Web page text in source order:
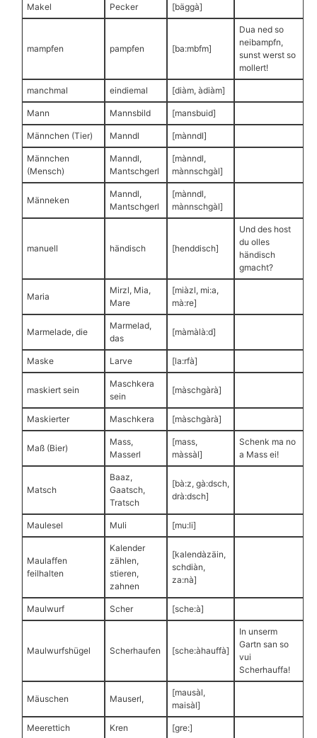
Makel Pecker [bäggà]
mampfen pampfen [ba:mbfm]
Dua ned so
neibampfn,
sunst werst so
mollert!
manchmal eindiemal [diàm, àdiàm]
Mann Mannsbild [mansbuid]
Männchen (Tier) Manndl [mànndl]
Männchen
(Mensch)
Manndl,
Mantschgerl
[mànndl,
mànnschgàl]
Männeken
Manndl,
Mantschgerl
[mànndl,
mànnschgàl]
manuell händisch [henddisch]
Und des host
du olles
händisch
gmacht?
Maria
Mirzl, Mia,
Mare
[miàzl, mi:a,
mà:re]
Marmelade, die
Marmelad,
das
[màmàlà:d]
Maske Larve [la:rfà]
maskiert sein
Maschkera
sein
[màschgàrà]
Maskierter Maschkera [màschgàrà]
Maß (Bier)
Mass,
Masserl
[mass,
màssàl]
Schenk ma no
a Mass ei!
Matsch
Baaz,
Gaatsch,
Tratsch
[bà:z, gà:dsch,
drà:dsch]
Maulesel Muli [mu:li]
Maulaffen
feilhalten
Kalender
zählen,
stieren,
zahnen
[kalendàzäin,
schdiàn,
za:nà]
Maulwurf Scher [sche:à]
Maulwurfshügel Scherhaufen [sche:àhauffà]
In unserm
Gartn san so
vui
Scherhauffa!
Mäuschen Mauserl,
[mausàl,
maisàl]
Meerettich Kren [gre:]